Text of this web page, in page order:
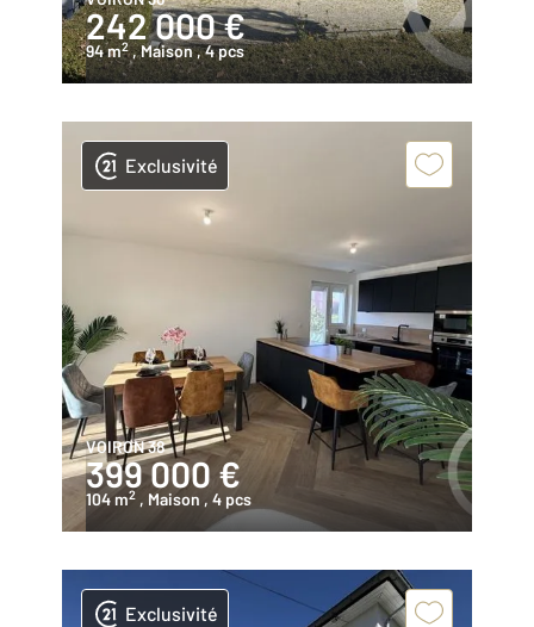
242 000 €
94 m2 , Maison, 4 pcs
Exclusivité
VOIRON 38
399 000 €
104 m2 , Maison , 4 pcs
Exclusivité